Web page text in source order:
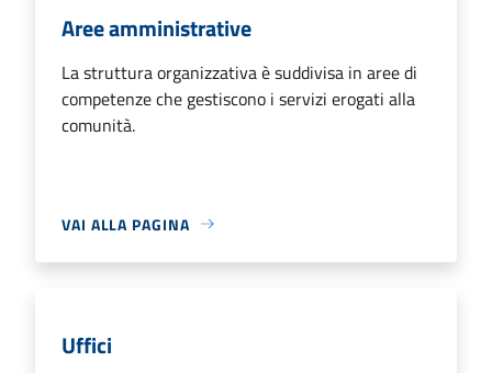
Aree amministrative
La struttura organizzativa è suddivisa in aree di
competenze che gestiscono i servizi erogati alla
comunità.
VAI ALLA PAGINA
Uffici